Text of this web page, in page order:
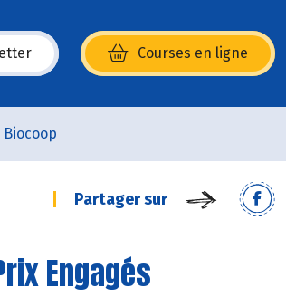
Courses en ligne
nouvelle fenêtre)
Biocoop
Partager sur
Engagés